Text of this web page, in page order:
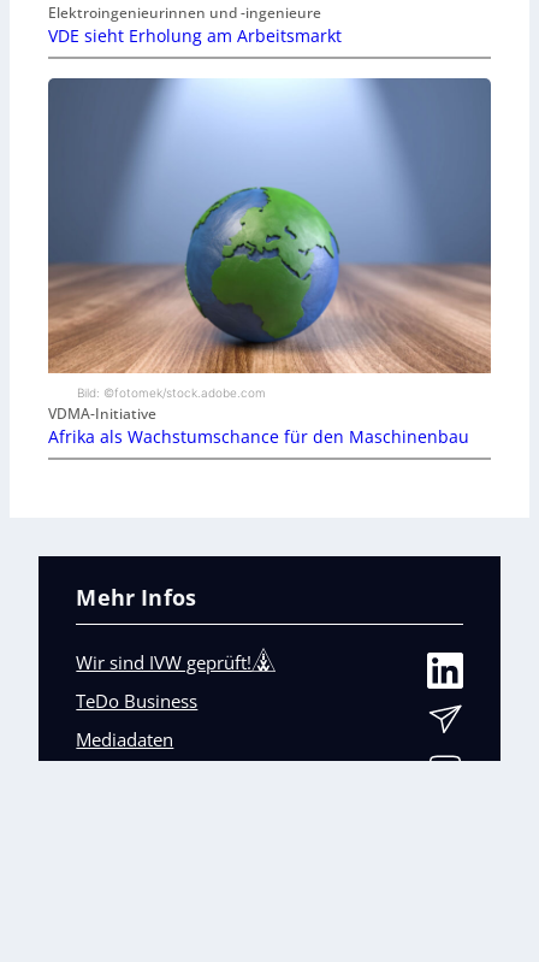
Elektroingenieurinnen und -ingenieure
VDE sieht Erholung am Arbeitsmarkt
Bild: ©fotomek/stock.adobe.com
VDMA-Initiative
Afrika als Wachstumschance für den Maschinenbau
Mehr Infos
Wir sind IVW geprüft!
TeDo Business
Mediadaten